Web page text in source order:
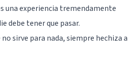
una experiencia tremendamente
debe tener que pasar.
sirve para nada, siempre hechiza a